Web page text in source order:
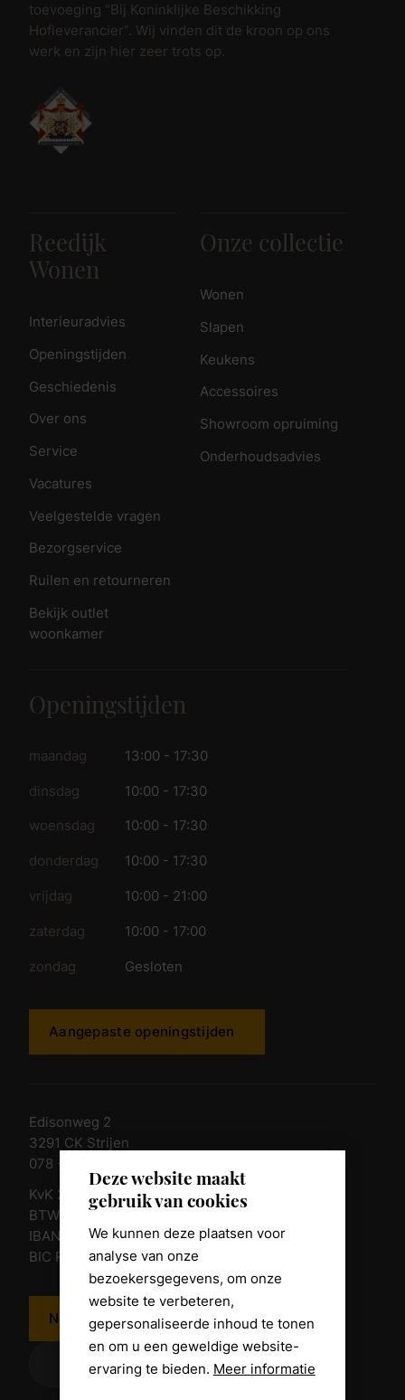
Deze website maakt
gebruik van cookies
We kunnen deze plaatsen voor
analyse van onze
bezoekersgegevens, om onze
website te verbeteren,
gepersonaliseerde inhoud te tonen
en om u een geweldige website-
ervaring te bieden. Meer informatie
toevoeging “Bij Koninklijke Beschikking
Hofleverancier”. Wij vinden dit de kroon op ons
werk en zijn hier zeer trots op.
Reedijk
Wonen
Interieuradvies
Openingstijden
Geschiedenis
Over ons
Service
Vacatures
Veelgestelde vragen
Bezorgservice
Ruilen en retourneren
Bekijk outlet
woonkamer
Onze collectie
Wonen
Slapen
Keukens
Accessoires
Showroom opruiming
Onderhoudsadvies
Openingstijden
maandag 13:00 - 17:30
dinsdag 10:00 - 17:30
woensdag 10:00 - 17:30
donderdag 10:00 - 17:30
vrijdag 10:00 - 21:00
zaterdag 10:00 - 17:00
zondag Gesloten
Aangepaste openingstijden
Edisonweg 2
3291 CK Strijen
078 - 674 84 85
KvK 23011135
BTW nr. NL 805098938.B.01
IBAN NL10 RABO 0361 8039 58
BIC RABONL2U
Neem contact op